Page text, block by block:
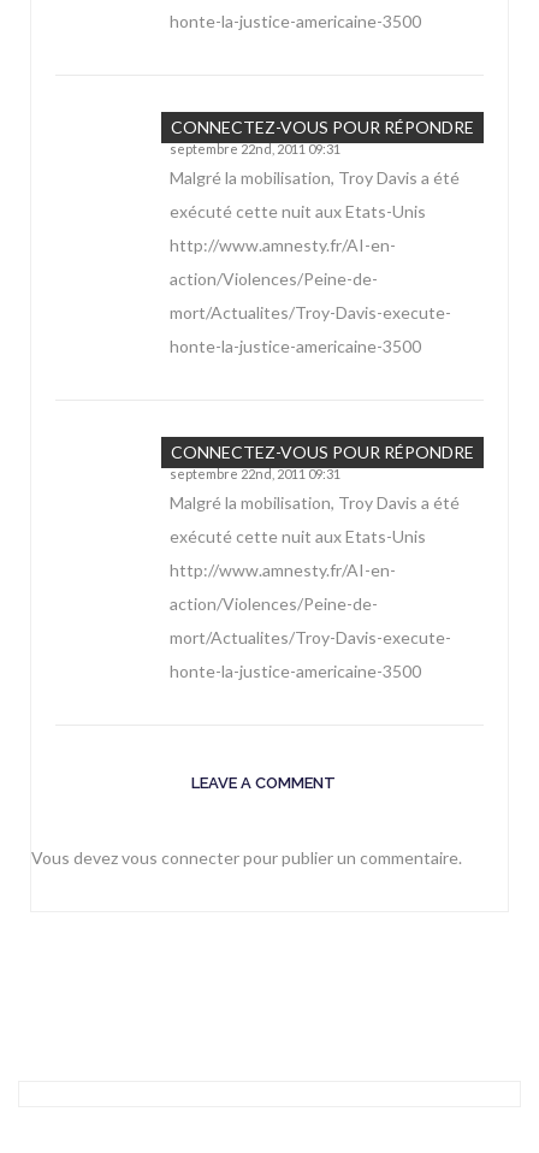
honte-la-justice-americaine-3500
Jonathan
septembre 22nd, 2011 09:31
CONNECTEZ-VOUS POUR RÉPONDRE
Malgré la mobilisation, Troy Davis a été
exécuté cette nuit aux Etats-Unis
http://www.amnesty.fr/AI-en-
action/Violences/Peine-de-
mort/Actualites/Troy-Davis-execute-
honte-la-justice-americaine-3500
Jonathan
septembre 22nd, 2011 09:31
CONNECTEZ-VOUS POUR RÉPONDRE
Malgré la mobilisation, Troy Davis a été
exécuté cette nuit aux Etats-Unis
http://www.amnesty.fr/AI-en-
action/Violences/Peine-de-
mort/Actualites/Troy-Davis-execute-
honte-la-justice-americaine-3500
LEAVE A COMMENT
Vous devezvous connecterpour publier un commentaire.